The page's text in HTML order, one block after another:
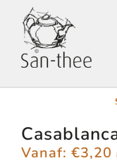
Vanaf: €3,20